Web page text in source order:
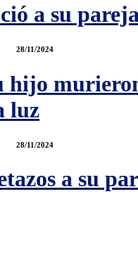
a su
28/11/2024
hijo
luz
28/11/2024
a su